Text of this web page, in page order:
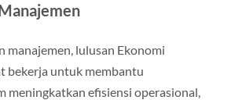
manajemen, lulusan Ekonomi
bekerja untuk membantu
meningkatkan efisiensi operasional,